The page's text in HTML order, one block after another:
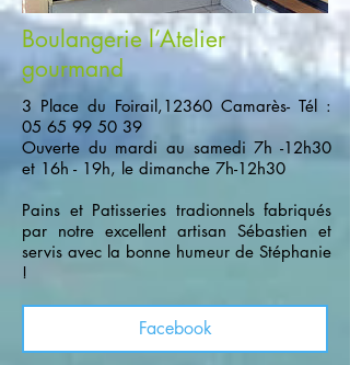
Boulangerie l’Atelier
gourmand
3 Place du Foirail,12360 Camarès- Tél :
05 65 99 50 39
Ouverte du mardi au samedi 7h -12h30
et 16h - 19h, le dimanche 7h-12h30
Pains et Patisseries tradionnels fabriqués
par notre excellent artisan Sébastien et
servis avec la bonne humeur de Stéphanie
!
Facebook